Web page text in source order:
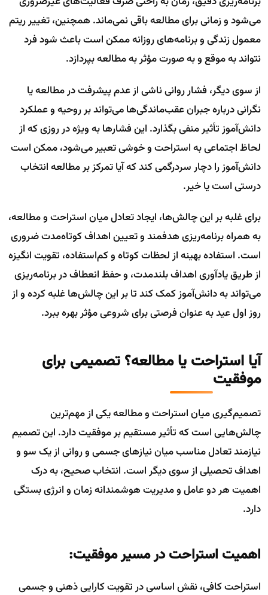
می‌شود و زمانی برای مطالعه باقی نمی‌ماند. همچنین، تغییر ریتم
معمول زندگی و برنامه‌های روزانه ممکن است باعث شود فرد
نتواند به موقع و به صورت مؤثر به مطالعه بپردازد.
از سوی دیگر، فشار روانی ناشی از عدم پیشرفت در مطالعه یا
نگرانی درباره جبران عقب‌ماندگی‌ها می‌تواند بر روحیه و عملکرد
دانش‌آموز تأثیر منفی بگذارد. این فشارها به ویژه در روزی که از
لحاظ اجتماعی به استراحت و خوشی تعبیر می‌شود، ممکن است
دانش‌آموز را دچار سردرگمی کند که آیا تمرکز بر مطالعه انتخاب
درستی است یا خیر.
برای غلبه بر این چالش‌ها، ایجاد تعادل میان استراحت و مطالعه،
به همراه برنامه‌ریزی هدفمند و تعیین اهداف کوتاه‌مدت ضروری
است. استفاده بهینه از لحظات کوتاه و کم‌استفاده، تقویت انگیزه
از طریق یادآوری اهداف بلندمدت، و حفظ انعطاف در برنامه‌ریزی
می‌تواند به دانش‌آموز کمک کند تا بر این چالش‌ها غلبه کرده و از
روز اول عید به عنوان فرصتی برای شروعی مؤثر بهره ببرد.
آیا استراحت یا مطالعه؟ تصمیمی برای
موفقیت
تصمیم‌گیری میان استراحت و مطالعه یکی از مهم‌ترین
چالش‌هایی است که تأثیر مستقیم بر موفقیت دارد. این تصمیم
نیازمند تعادل مناسب میان نیازهای جسمی و روانی از یک سو و
اهداف تحصیلی از سوی دیگر است. انتخاب صحیح، به درک
اهمیت هر دو عامل و مدیریت هوشمندانه زمان و انرژی بستگی
دارد.
اهمیت استراحت در مسیر موفقیت:
استراحت کافی، نقش اساسی در تقویت کارایی ذهنی و جسمی